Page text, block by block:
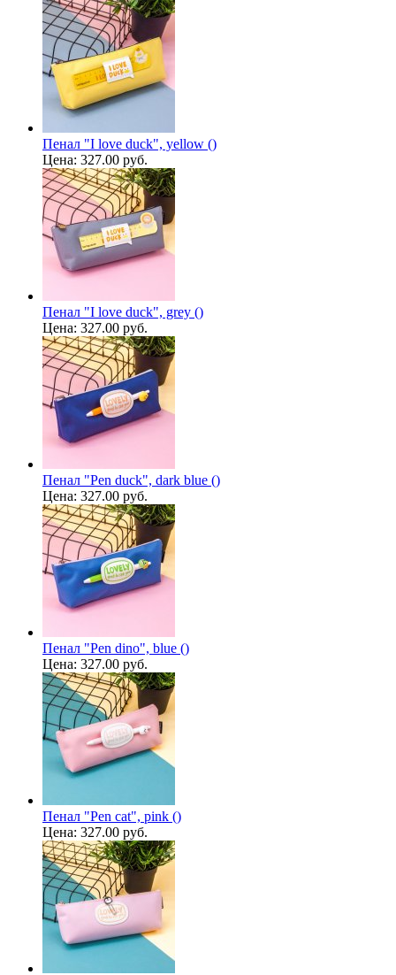
Пенал "I love duck", yellow ()
Цена: 327.00 руб.
Пенал "I love duck", grey ()
Цена: 327.00 руб.
Пенал "Pen duck", dark blue ()
Цена: 327.00 руб.
Пенал "Pen dino", blue ()
Цена: 327.00 руб.
Пенал "Pen cat", pink ()
Цена: 327.00 руб.